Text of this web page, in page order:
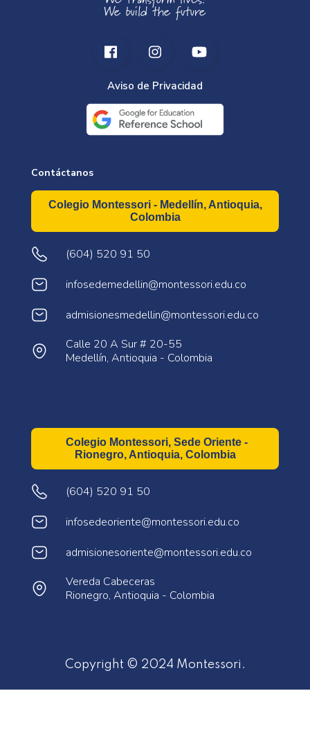
Aviso de Privacidad
Contáctanos
Colegio Montessori - Medellín, Antioquia,
Colombia
(604) 520 91 50
infosedemedellin@montessori.edu.co
admisionesmedellin@montessori.edu.co
Calle 20 A Sur # 20-55
Medellín, Antioquia - Colombia
Colegio Montessori, Sede Oriente -
Rionegro, Antioquia, Colombia
(604) 520 91 50
infosedeoriente@montessori.edu.co
admisionesoriente@montessori.edu.co
Vereda Cabeceras
Rionegro, Antioquia - Colombia
Copyright © 2024 Montessori.